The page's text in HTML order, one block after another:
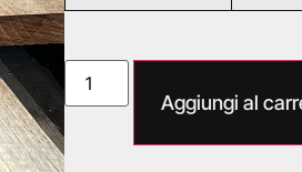
Aggiungi al